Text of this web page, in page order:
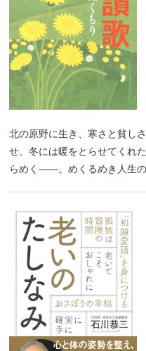
北の原野に生き、寒さと貧し
せ、冬には暖をとらせてくれ
らめく――。めくるめき人生の